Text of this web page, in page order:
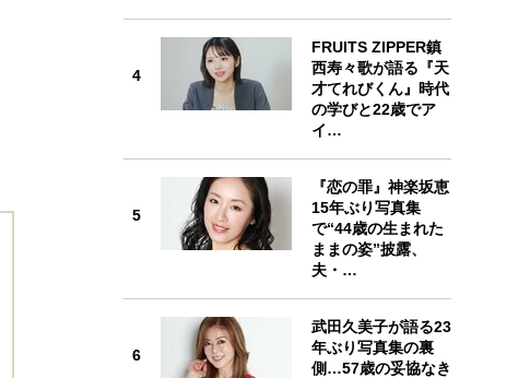
4
FRUITS ZIPPER鎮
西寿々歌が語る『天
才てれびくん』時代
の学びと22歳でア
イ…
5
『恋の罪』神楽坂恵
15年ぶり写真集
で“44歳の生まれた
ままの姿”披露、
夫・…
6
武田久美子が語る23
年ぶり写真集の裏
側…57歳の妥協なき